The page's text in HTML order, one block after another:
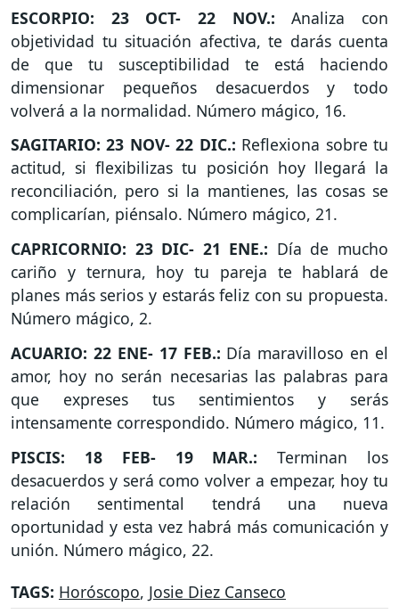
ESCORPIO: 23 OCT- 22 NOV.: Analiza con
objetividad tu situación afectiva, te darás cuenta
de que tu susceptibilidad te está haciendo
dimensionar pequeños desacuerdos y todo
volverá a la normalidad. Número mágico, 16.
SAGITARIO: 23 NOV- 22 DIC.: Reflexiona sobre tu
actitud, si flexibilizas tu posición hoy llegará la
reconciliación, pero si la mantienes, las cosas se
complicarían, piénsalo. Número mágico, 21.
CAPRICORNIO: 23 DIC- 21 ENE.: Día de mucho
cariño y ternura, hoy tu pareja te hablará de
planes más serios y estarás feliz con su propuesta.
Número mágico, 2.
ACUARIO: 22 ENE- 17 FEB.: Día maravilloso en el
amor, hoy no serán necesarias las palabras para
que expreses tus sentimientos y serás
intensamente correspondido. Número mágico, 11.
PISCIS: 18 FEB- 19 MAR.: Terminan los
desacuerdos y será como volver a empezar, hoy tu
relación sentimental tendrá una nueva
oportunidad y esta vez habrá más comunicación y
unión. Número mágico, 22.
TAGS: Horóscopo, Josie Diez Canseco